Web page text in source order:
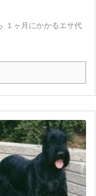
１ヶ月にかかるエサ代